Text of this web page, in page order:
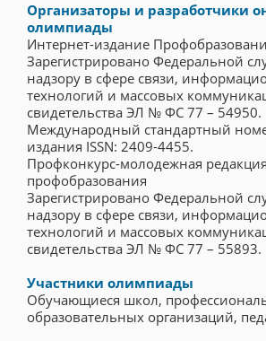
Организаторы и разработчики
олимпиады
Интернет-издание
Зарегистрировано Федеральной
надзору в сфере связи,
технологий и массовых
свидетельства ЭЛ № ФС 77 – 54950.
Международный стандартный
издания ISSN: 2409-4455.
Профконкурс-молодежная редакция
профобразования
Зарегистрировано Федеральной
надзору в сфере связи,
технологий и массовых
свидетельства ЭЛ № ФС 77 – 55893.
Участники олимпиады
Обучающиеся школ,
образовательных организаций,